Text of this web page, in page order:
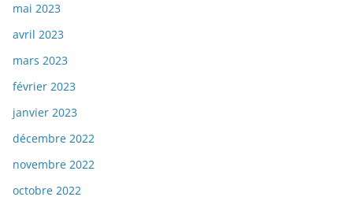
mai 2023
avril 2023
mars 2023
février 2023
janvier 2023
décembre 2022
novembre 2022
octobre 2022